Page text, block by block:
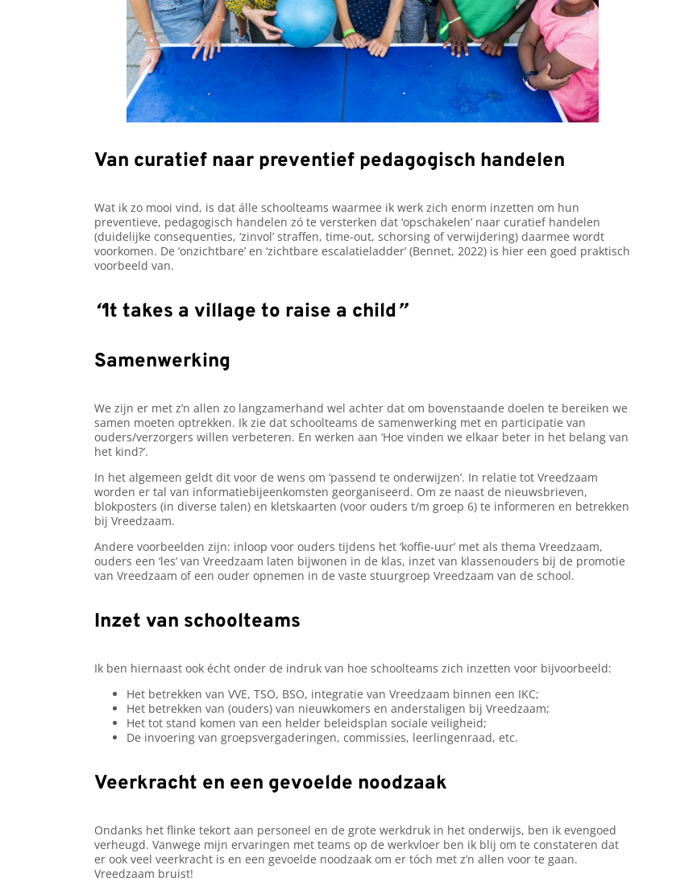
Van curatief naar preventief pedagogisch handelen
Wat ik zo mooi vind, is dat álle schoolteams waarmee ik werk zich enorm inzetten om hun
preventieve, pedagogisch handelen zó te versterken dat ‘opschakelen’ naar curatief handelen
(duidelijke consequenties, ‘zinvol’ straffen, time-out, schorsing of verwijdering) daarmee wordt
voorkomen. De ‘onzichtbare’ en ‘zichtbare escalatieladder’ (Bennet, 2022) is hier een goed praktisch
voorbeeld van.
“It takes a village to raise a child”
Samenwerking
We zijn er met z’n allen zo langzamerhand wel achter dat om bovenstaande doelen te bereiken we
samen moeten optrekken. Ik zie dat schoolteams de samenwerking met en participatie van
ouders/verzorgers willen verbeteren. En werken aan ‘Hoe vinden we elkaar beter in het belang van
het kind?’.
In het algemeen geldt dit voor de wens om ‘passend te onderwijzen’. In relatie tot Vreedzaam
worden er tal van informatiebijeenkomsten georganiseerd. Om ze naast de nieuwsbrieven,
blokposters (in diverse talen) en kletskaarten (voor ouders t/m groep 6) te informeren en betrekken
bij Vreedzaam.
Andere voorbeelden zijn: inloop voor ouders tijdens het ‘koffie-uur’ met als thema Vreedzaam,
ouders een ‘les’ van Vreedzaam laten bijwonen in de klas, inzet van klassenouders bij de promotie
van Vreedzaam of een ouder opnemen in de vaste stuurgroep Vreedzaam van de school.
Inzet van schoolteams
Ik ben hiernaast ook écht onder de indruk van hoe schoolteams zich inzetten voor bijvoorbeeld:
Het betrekken van VVE, TSO, BSO, integratie van Vreedzaam binnen een IKC;
Het betrekken van (ouders) van nieuwkomers en anderstaligen bij Vreedzaam;
Het tot stand komen van een helder beleidsplan sociale veiligheid;
De invoering van groepsvergaderingen, commissies, leerlingenraad, etc.
Veerkracht en een gevoelde noodzaak
Ondanks het flinke tekort aan personeel en de grote werkdruk in het onderwijs, ben ik evengoed
verheugd. Vanwege mijn ervaringen met teams op de werkvloer ben ik blij om te constateren dat
er ook veel veerkracht is en een gevoelde noodzaak om er tóch met z’n allen voor te gaan.
Vreedzaam bruist!